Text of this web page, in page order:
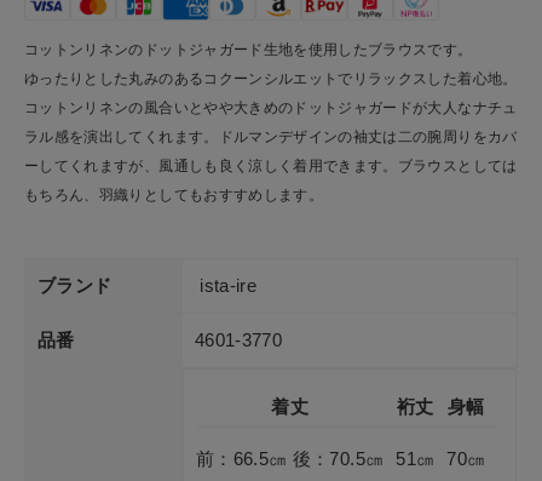
コットンリネンのドットジャガード生地を使用したブラウスです。
ゆったりとした丸みのあるコクーンシルエットでリラックスした着心地。
コットンリネンの風合いとやや大きめのドットジャガードが大人なナチュ
ラル感を演出してくれます。ドルマンデザインの袖丈は二の腕周りをカバ
ーしてくれますが、風通しも良く涼しく着用できます。ブラウスとしては
もちろん、羽織りとしてもおすすめします。
ブランド ista-ire
品番 4601-3770
着丈
前：66.5㎝ 後：70.5㎝
裄丈
51㎝
身幅
70㎝